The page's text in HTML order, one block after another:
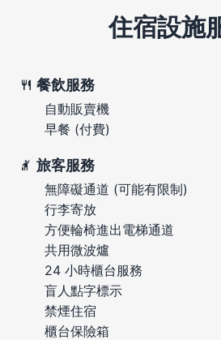
住宿設施
餐飲服務
自動販賣機
早餐 (付費)
旅客服務
無障礙通道 (可能有限制)
行李寄放
方便輪椅進出電梯通道
共用微波爐
24 小時櫃台服務
盲人點字標示
禁煙住宿
櫃台保險箱